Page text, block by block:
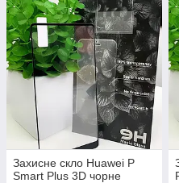
Захисне скло Huawei P
Smart Plus 3D чорне